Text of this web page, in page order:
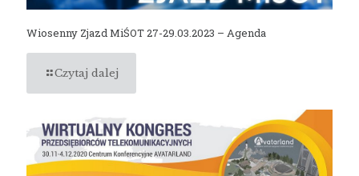
Wiosenny Zjazd MiŚOT 27-29.03.2023 – Agenda
Czytaj dalej